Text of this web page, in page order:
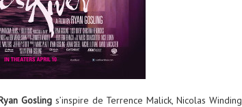
Goslings’inspire de Terrence Malick, Nicolas Winding